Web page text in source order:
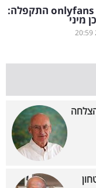
onlyfans התקפלה:
מיני
20:59